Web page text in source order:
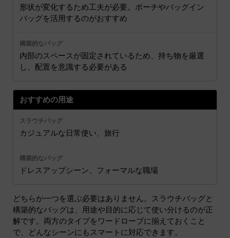
形状が変化するため工夫が必要。ポーチやバッグイン
バッグを活用するのがおすすめ
内部のスペースが固定されているため、持ち物を厳選
し、配置を意識する必要がある
おすすめの用途
カジュアルな日常使い、旅行
ドレスアップシーン、フォーマルな職場
どちらか一つを選ぶ必要はありません。スラウチバッグと
構築的なバッグは、用途や目的に応じて使い分けるのが正
解です。両方のタイプをワードローブに揃えておくこと
で、どんなシーンにもスマートに対応できます。